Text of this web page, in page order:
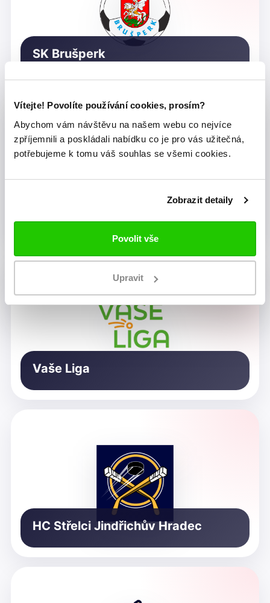
Vítejte! Povolíte používání cookies, prosím?
Abychom vám návštěvu na našem webu co nejvíce
zpříjemnili a poskládali nabídku co je pro vás užitečná,
potřebujeme k tomu váš souhlas se všemi cookies.
Zobrazit detaily
Povolit vše
Upravit
SK Brušperk
Vaše Liga
HC Střelci Jindřichův Hradec